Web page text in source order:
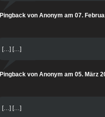
Pingback von Anonym am 07.
[…] […]
Pingback von Anonym am 05. März
[…] […]